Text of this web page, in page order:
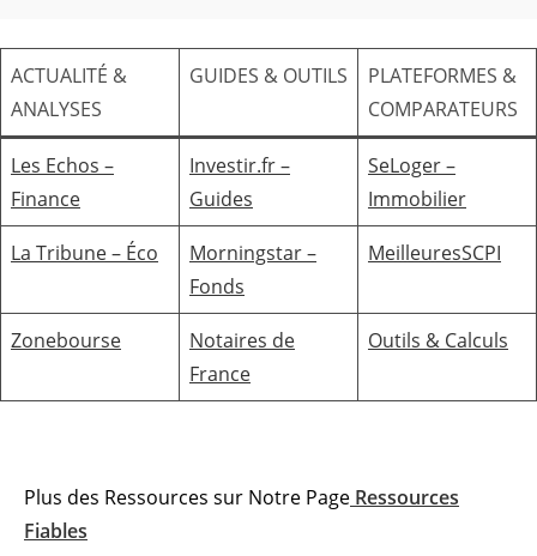
ACTUALITÉ &
ANALYSES
GUIDES & OUTILS
PLATEFORMES &
COMPARATEURS
Les Echos –
Finance
Investir.fr –
Guides
SeLoger –
Immobilier
La Tribune – Éco
Morningstar –
Fonds
MeilleuresSCPI
Zonebourse
Notaires de
France
Outils & Calculs
Plus des Ressources sur Notre Page Ressources
Fiables